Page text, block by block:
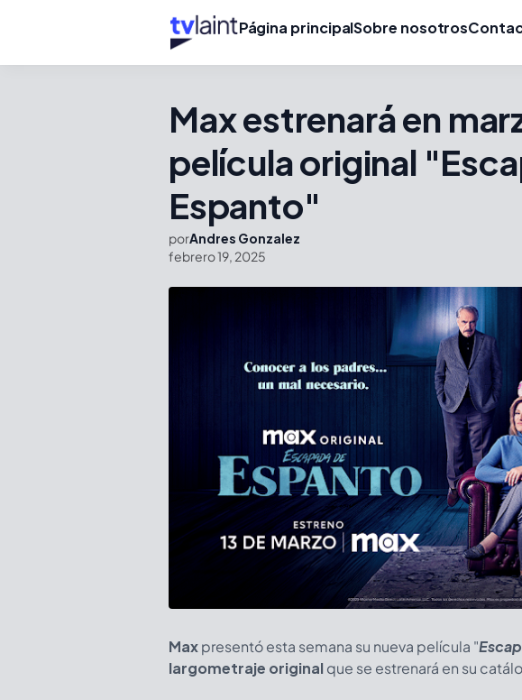
Página principalSobre nosotros
Max estrenará en
película original
Espanto"
porAndres Gonzalez
febrero 19, 2025
Maxpresentó esta semana su nueva película "
largometraje originalque se estrenará en su